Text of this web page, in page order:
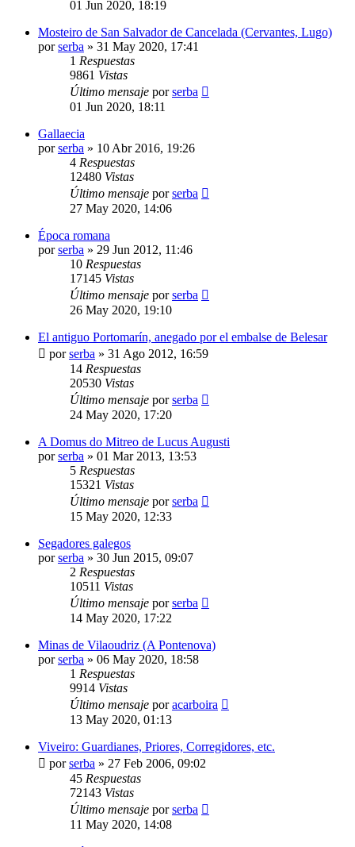
01 Jun 2020, 18:19
Mosteiro de San Salvador de Cancelada (Cervantes, Lugo)
porserba » 31 May 2020, 17:41
1 Respuestas
9861 Vistas
Último mensaje porserba
01 Jun 2020, 18:11
Gallaecia
porserba » 10 Abr 2016, 19:26
4 Respuestas
12480 Vistas
Último mensaje porserba
27 May 2020, 14:06
Época romana
porserba » 29 Jun 2012, 11:46
10 Respuestas
17145 Vistas
Último mensaje porserba
26 May 2020, 19:10
El antiguo Portomarín, anegado por el embalse de Belesar
porserba » 31 Ago 2012, 16:59
14 Respuestas
20530 Vistas
Último mensaje porserba
24 May 2020, 17:20
A Domus do Mitreo de Lucus Augusti
porserba » 01 Mar 2013, 13:53
5 Respuestas
15321 Vistas
Último mensaje porserba
15 May 2020, 12:33
Segadores galegos
porserba » 30 Jun 2015, 09:07
2 Respuestas
10511 Vistas
Último mensaje porserba
14 May 2020, 17:22
Minas de Vilaoudriz (A Pontenova)
porserba » 06 May 2020, 18:58
1 Respuestas
9914 Vistas
Último mensaje poracarboira
13 May 2020, 01:13
Viveiro: Guardianes, Priores, Corregidores, etc.
porserba » 27 Feb 2006, 09:02
45 Respuestas
72143 Vistas
Último mensaje porserba
11 May 2020, 14:08